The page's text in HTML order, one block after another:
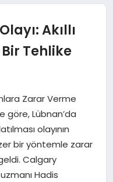
Akıllı
Tehlike
Zarar Verme
göre, Lübnan’da
olayının
bir yöntemle zarar
Calgary
Hadis